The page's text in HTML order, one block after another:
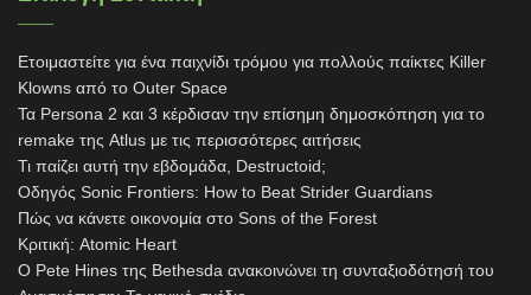
Ετοιμαστείτε για ένα παιχνίδι τρόμου για πολλούς παίκτες Killer
Klowns από το Outer Space
Τα Persona 2 και 3 κέρδισαν την επίσημη δημοσκόπηση για το
remake της Atlus με τις περισσότερες αιτήσεις
Τι παίζει αυτή την εβδομάδα, Destructoid;
Οδηγός Sonic Frontiers: How to Beat Strider Guardians
Πώς να κάνετε οικονομία στο Sons of the Forest
Κριτική: Atomic Heart
Ο Pete Hines της Bethesda ανακοινώνει τη συνταξιοδότησή του